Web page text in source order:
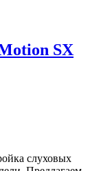
SX
слуховых